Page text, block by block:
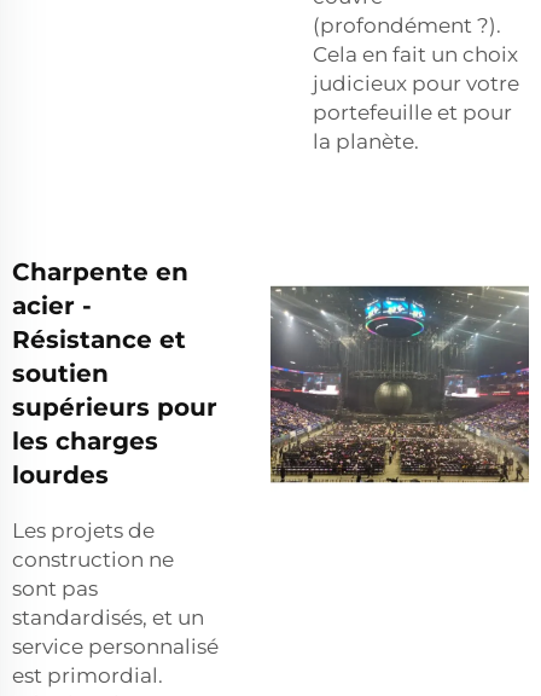
(profondément ?).
Cela en fait un choix
judicieux pour votre
portefeuille et pour
la planète.
Charpente en
acier -
Résistance et
soutien
supérieurs pour
les charges
lourdes
Les projets de
construction ne
sont pas
standardisés, et un
service personnalisé
est primordial.